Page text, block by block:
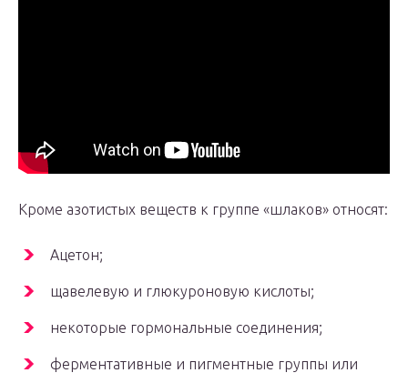
Кроме азотистых веществ к группе «шлаков» относят:
Ацетон;
щавелевую и глюкуроновую кислоты;
некоторые гормональные соединения;
ферментативные и пигментные группы или